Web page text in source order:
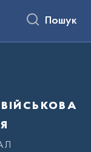
Пошук